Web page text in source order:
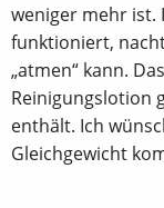
weniger mehr ist.
funktioniert,
„atmen“ kann.
Reinigungslotion
enthält. Ich
Gleichgewicht